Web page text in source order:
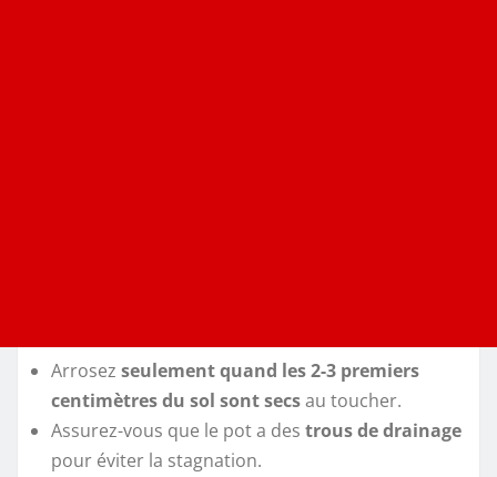
Arrosez seulement quand les 2-3 premiers
centimètres du sol sont secsau toucher.
Assurez-vous que le pot a des trous de drainage
pour éviter la stagnation.